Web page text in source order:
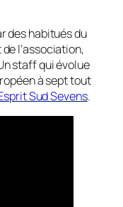
des habitués du
l’association,
staff qui évolue
à sept tout
Sud Sevens.